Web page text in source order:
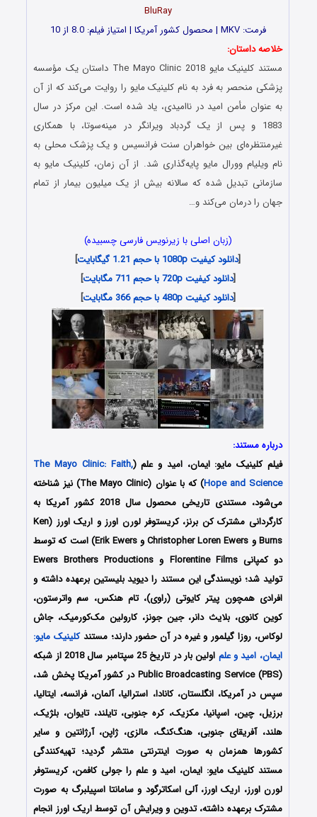
BluRay
فرمت: MKV | محصول کشور آمریکا | امتیاز فیلم: 8.0 از 10
خلاصه داستان:
مستند کلینیک مایو The Mayo Clinic 2018 داستان یک مؤسسه
پزشکی منحصر به فرد به نام کلینیک مایو را روایت می‌کند که از آن
به عنوان مأمن امید در ناامیدی، یاد شده است. این مرکز در سال
1883 و پس از یک گردباد ویرانگر در مینه‌سوتا، با همکاری
غیرمنتظره‌ای بین خواهران سنت فرانسیس و یک پزشک محلی به
نام ویلیام وورال مایو پایه‌گذاری شد. از آن زمان، کلینیک مایو به
سازمانی تبدیل شده که سالانه بیش از یک میلیون بیمار از تمام
جهان را درمان می‌کند و…
(زبان اصلی با زیرنویس فارسی چسبیده)
[دانلود کیفیت 1080p با حجم 1.21 گیگابایت
]
[دانلود کیفیت 720p با حجم 711 مگابایت
]
[دانلود کیفیت 480p با حجم 366 مگابایت ]
درباره مستند:
فیلم کلینیک مایو: ایمان، امید و علم (The Mayo Clinic: Faith,
Hope and Science
) که با عنوان (The Mayo Clinic) نیز شناخته
می‌شود، مستندی تاریخی محصول سال 2018 کشور آمریکا به
کارگردانی مشترک کن برنز، کریستوفر لورن اورز و اریک اورز (Ken
Burns و Christopher Loren Ewers و Erik Ewers) است که توسط
دو کمپانی Florentine Films و Ewers Brothers Productions
تولید شد؛ نویسندگی این مستند را دیوید بلیستین برعهده داشته و
افرادی همچون پیتر کایوتی (راوی)، تام هنکس، سم واترستون،
کوین کانوی، بلایث دانر، جین جونز، کارولین مک‌کورمیک، جاش
لوکاس، روزا گیلمور و غیره در آن حضور دارند؛ مستندکلینیک مایو:
ایمان، امید و علم
اولین بار در تاریخ 25 سپتامبر سال 2018 از شبکه
Public Broadcasting Service (PBS) در کشور آمریکا پخش شد،
سپس در آمریکا، انگلستان، کانادا، استرالیا، آلمان، فرانسه، ایتالیا،
برزیل، چین، اسپانیا، مکزیک، کره جنوبی، تایلند، تایوان، بلژیک،
هلند، آفریقای جنوبی، هنگ‌کنگ، مالزی، ژاپن، آرژانتین و سایر
کشورها همزمان به صورت اینترنتی منتشر گردید؛ تهیه‌کنندگی
مستند کلینیک مایو: ایمان، امید و علم را جولی کافمن، کریستوفر
لورن اورز، اریک اورز، آلی اسکاترگود و سامانتا اسپیلبرگ به صورت
مشترک برعهده داشته، تدوین و ویرایش آن توسط اریک اورز انجام